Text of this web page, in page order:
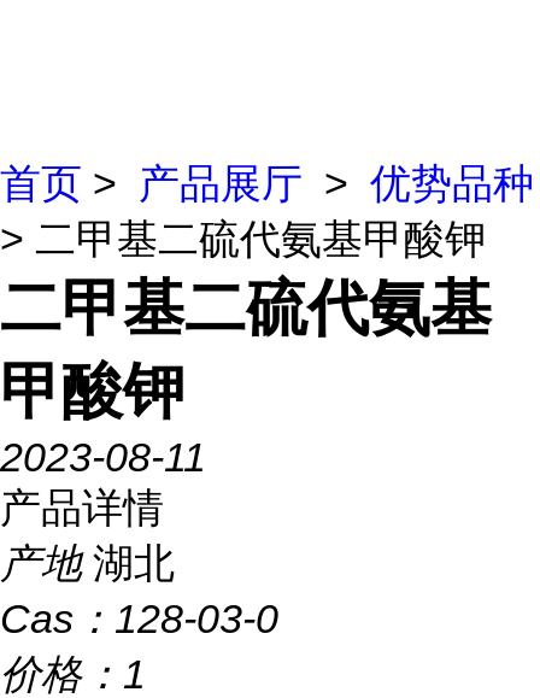
首页 > 产品展厅 > 优势品种
> 二甲基二硫代氨基甲酸钾
二甲基二硫代氨基
甲酸钾
2023-08-11
产品详情
产地 湖北
Cas： 128-03-0
价格： 1